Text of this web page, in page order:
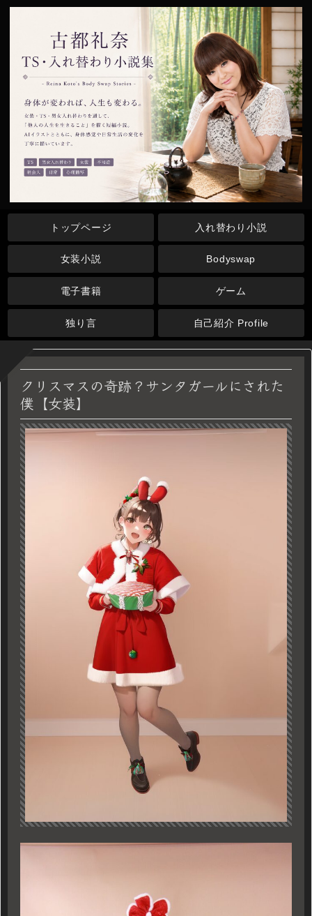
トップページ 入れ替わり小説
女装小説 Bodyswap
電子書籍 ゲーム
独り言 自己紹介 Profile
クリスマスの奇跡？サンタガールにされた
僕【女装】